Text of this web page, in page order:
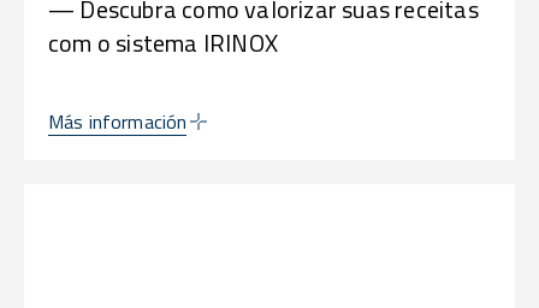
— Descubra como valorizar suas receitas
com o sistema IRINOX
Más información